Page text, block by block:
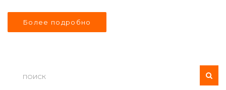
прочность и долговечность бетонных конструкций.
Более подробно